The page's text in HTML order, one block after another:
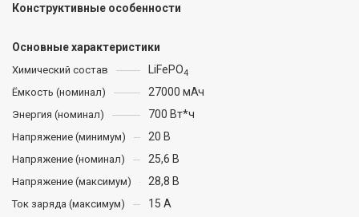
Конструктивные особенности
Основные характеристики
Химический состав LiFePO4
Ёмкость (номинал) 27000 мАч
Энергия (номинал) 700 Вт*ч
Напряжение (минимум) 20 В
Напряжение (номинал) 25,6 В
Напряжение (максимум) 28,8 В
Ток заряда (максимум) 15 А